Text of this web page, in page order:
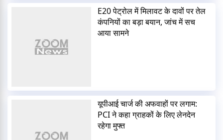
E20 पेट्रोल में मिलावट के दावों पर तेल
कंपनियों का बड़ा बयान, जांच में सच
आया सामने
यूपीआई चार्ज की अफवाहों पर लगाम:
PCI ने कहा ग्राहकों के लिए लेनदेन
रहेगा मुफ्त